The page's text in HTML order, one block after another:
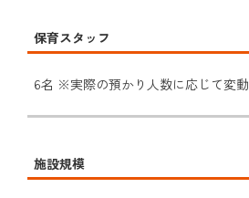
保育スタッフ
6名 ※実際の預かり人数に応じて変動
施設規模